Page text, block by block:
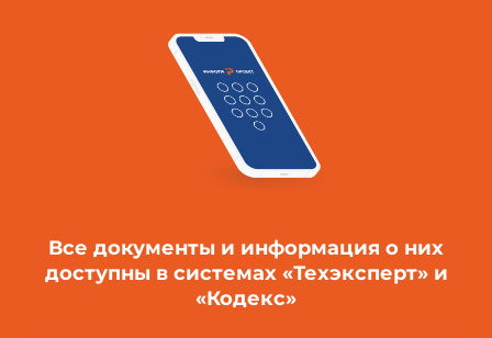
Все документы и информация о них
доступны в системах «Техэксперт» и
«Кодекс»